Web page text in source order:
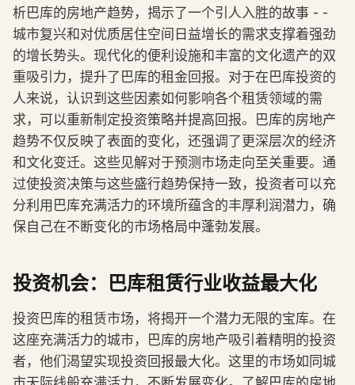
析巴库的房地产趋势，揭示了一个引人入胜的故事 - -
城市复兴和对优质居住空间日益增长的需求支撑着强劲
的增长势头。现代化的便利设施和丰富的文化遗产的双
重吸引力，提升了巴库的租金回报。对于在巴库投资的
人来说，认识到这些因素如何影响各个租赁领域的需
求，可以重新制定投资策略并提高回报。巴库的房地产
趋势不仅反映了表面的变化，还强调了更深层次的经济
和文化变迁。这些见解对于预测市场走向至关重要。通
过使投资决策与这些盛行趋势保持一致，投资者可以充
分利用巴库充满活力的环境所蕴含的丰厚利润潜力，确
保自己在不断变化的市场格局中蓬勃发展。
投资机会：巴库租赁行业收益最大化
投资巴库的租赁市场，将揭开一个潜力无限的宝库。在
这座充满活力的城市，巴库的房地产吸引着精明的投资
者，他们渴望实现投资回报最大化。这里的市场如同城